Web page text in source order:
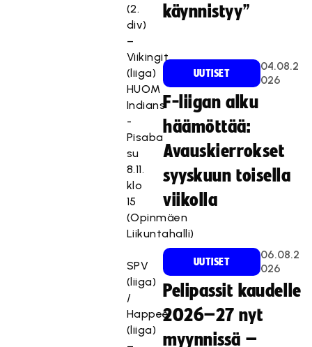
(2.
div)
–
Viikingit
(liiga)
HUOM
Indians
-
Pisaba
su
8.11.
klo
15
(Opinmäen
Liikuntahalli)
SPV
(liiga)
/
Happee
(liiga)
käynnistyy”
UUTISET
04.08.2
026
F-liigan alku
häämöttää:
Avauskierrokset
syyskuun toisella
viikolla
UUTISET
06.08.2
026
Pelipassit kaudelle
2026–27 nyt
myynnissä –